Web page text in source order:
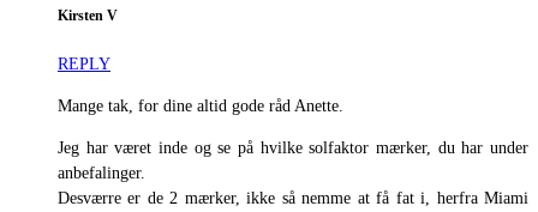
Kirsten V
REPLY
Mange tak, for dine altid gode råd Anette.
Jeg har været inde og se på hvilke solfaktor mærker, du har under
anbefalinger.
Desværre er de 2 mærker, ikke så nemme at få fat i, herfra Miami